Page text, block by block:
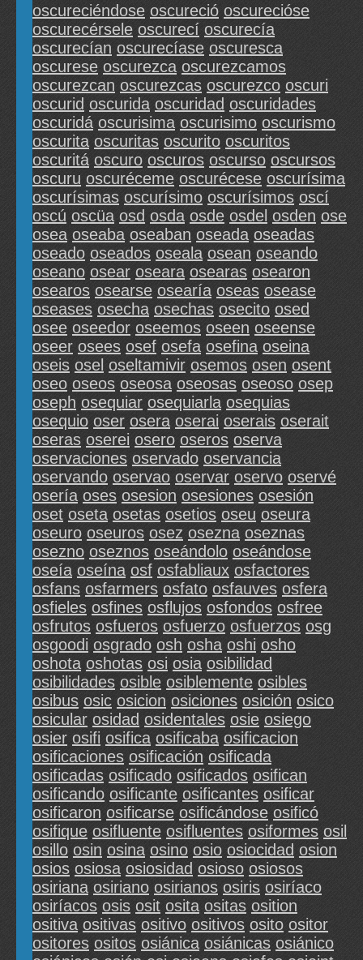
oscureciéndose oscureció oscurecióse
oscurecérsele oscurecí oscurecía
oscurecían oscurecíase oscuresca
oscurese oscurezca oscurezcamos
oscurezcan oscurezcas oscurezco oscuri
oscurid oscurida oscuridad oscuridades
oscuridá oscurisima oscurisimo oscurismo
oscurita oscuritas oscurito oscuritos
oscuritá oscuro oscuros oscurso oscursos
oscuru oscuréceme oscurécese oscurísima
oscurísimas oscurísimo oscurísimos oscí
oscú oscüa osd osda osde osdel osden ose
osea oseaba oseaban oseada oseadas
oseado oseados oseala osean oseando
oseano osear oseara osearas osearon
osearos osearse osearía oseas osease
oseases osecha osechas osecito osed
osee oseedor oseemos oseen oseense
oseer osees osef osefa osefina oseina
oseis osel oseltamivir osemos osen osent
oseo oseos oseosa oseosas oseoso osep
oseph osequiar osequiarla osequias
osequio oser osera oserai oserais oserait
oseras oserei osero oseros oserva
oservaciones oservado oservancia
oservando oservao oservar oservo oservé
osería oses osesion osesiones osesión
oset oseta osetas osetios oseu oseura
oseuro oseuros osez osezna oseznas
osezno oseznos oseándolo oseándose
oseía oseína osf osfabliaux osfactores
osfans osfarmers osfato osfauves osfera
osfieles osfines osflujos osfondos osfree
osfrutos osfueros osfuerzo osfuerzos osg
osgoodi osgrado osh osha oshi osho
oshota oshotas osi osia osibilidad
osibilidades osible osiblemente osibles
osibus osic osicion osiciones osición osico
osicular osidad osidentales osie osiego
osier osifi osifica osificaba osificacion
osificaciones osificación osificada
osificadas osificado osificados osifican
osificando osificante osificantes osificar
osificaron osificarse osificándose osificó
osifique osifluente osifluentes osiformes osil
osillo osin osina osino osio osiocidad osion
osios osiosa osiosidad osioso osiosos
osiriana osiriano osirianos osiris osiríaco
osiríacos osis osit osita ositas osition
ositiva ositivas ositivo ositivos osito ositor
ositores ositos osiánica osiánicas osiánico